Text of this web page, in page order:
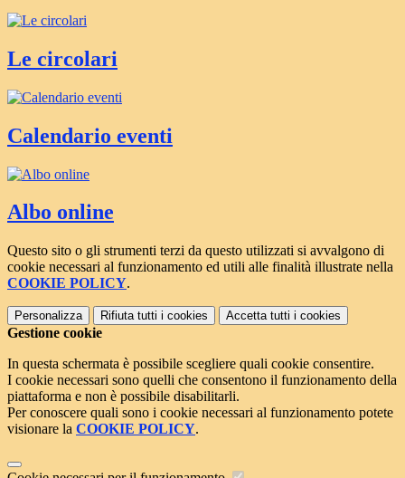
Le circolari
Calendario eventi
Albo online
Questo sito o gli strumenti terzi da questo utilizzati si avvalgono di
cookie necessari al funzionamento ed utili alle finalità illustrate nella
COOKIE POLICY.
Personalizza Rifiuta tutti i cookies Accetta tutti i cookies
Gestione cookie
In questa schermata è possibile scegliere quali cookie consentire.
I cookie necessari sono quelli che consentono il funzionamento della
piattaforma e non è possibile disabilitarli.
Per conoscere quali sono i cookie necessari al funzionamento potete
visionare la COOKIE POLICY.